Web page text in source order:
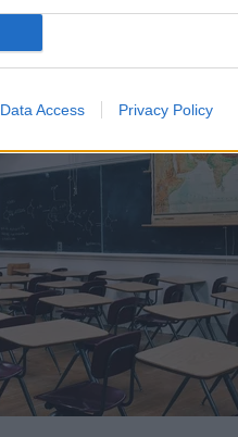
Data Access Privacy Policy